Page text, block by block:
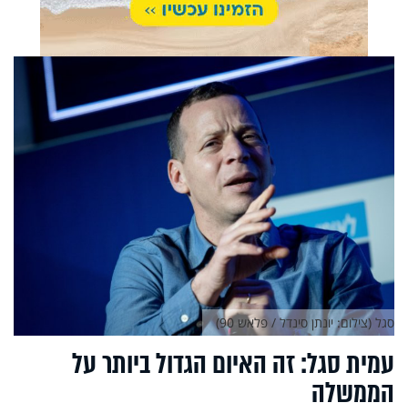
עמית סגל: זה האיום הגדול ביותר על
הממשלה
סגל (צילום: יונתן סינדל / פלאש 90)